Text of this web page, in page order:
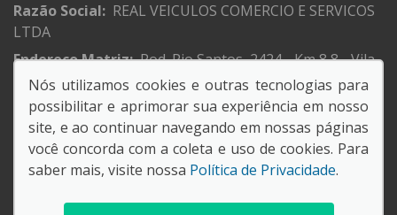
Razão Social: REAL VEICULOS COMERCIO E SERVICOS
LTDA
Endereço Matriz:Rod. Rio Santos, 2424 - Km 8,8 - Vila
Ibirapitanga - Itaguaí-RJ
© Copyright 2026
Nós utilizamos cookies e outras tecnologias para
possibilitar e aprimorar sua experiência em nosso
site, e ao continuar navegando em nossas páginas
você concorda com a coleta e uso de cookies. Para
saber mais, visite nossa Política de Privacidade.